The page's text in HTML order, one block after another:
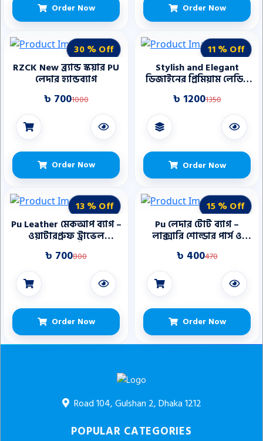
Order Now Order Now
30 % Off
RZCK New ব্র্যান্ড স্কয়ার PU
লেদার হ্যান্ডব্যাগ
৳ 7001000
Order Now
11 % Off
Stylish and Elegant
ডিজাইনের প্রিমিয়াম লেডিস
৳ 12001350
Order Now
13 % Off
Pu Leather মেকআপ ব্যাগ –
ওয়াটারপ্রুফ ট্রাভেল
৳ 700800
Order Now
15 % Off
Pu লেদার টোট ব্যাগ –
লাক্সারি শোল্ডার পার্স ও
৳ 400470
Order Now
Road 104, Gulshan 2, Dhaka 1212
POPULAR CATEGORIES